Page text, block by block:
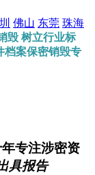
佛山 东莞 珠海
毁 树立行业标
档案保密销毁专
专注涉密资
具报告